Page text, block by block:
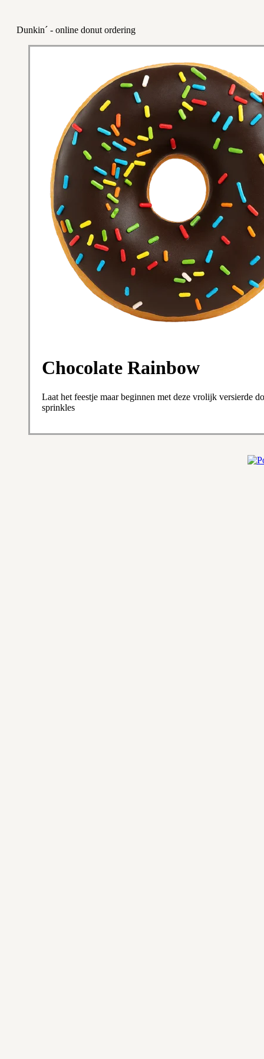
Dunkin´ - online donut ordering
Chocolate Rainbow
Laat het feestje maar beginnen met deze vrolijk versierde
sprinkles